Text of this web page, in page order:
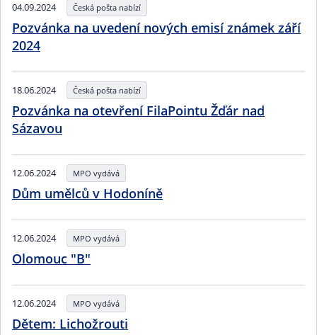
04.09.2024 Česká pošta nabízí
Pozvánka na uvedení nových emisí známek září
2024
18.06.2024 Česká pošta nabízí
Pozvánka na otevření FilaPointu Žďár nad
Sázavou
12.06.2024 MPO vydává
Dům umělců v Hodoníně
12.06.2024 MPO vydává
Olomouc "B"
12.06.2024 MPO vydává
Dětem: Lichožrouti